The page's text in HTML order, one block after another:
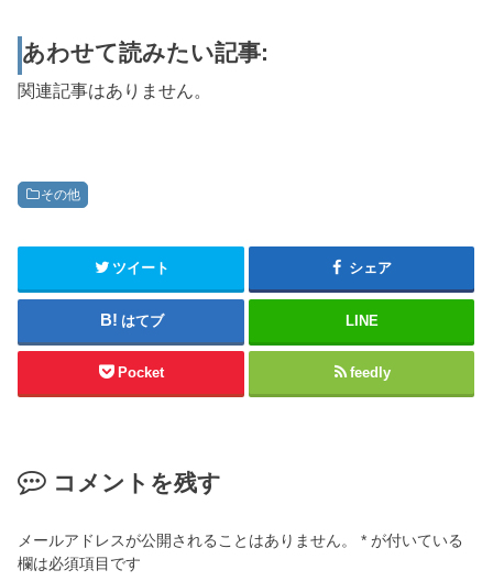
あわせて読みたい記事:
関連記事はありません。
その他
ツイート シェア
はてブ LINE
Pocket feedly
コメントを残す
メールアドレスが公開されることはありません。 * が付いている
欄は必須項目です